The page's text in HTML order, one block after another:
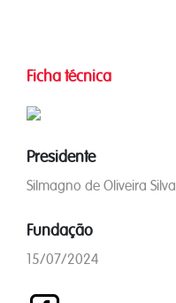
Ficha técnica
Presidente
Silmagno de Oliveira Silva
Fundação
15/07/2024